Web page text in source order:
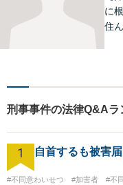
に
住
中
い
提
す。
刑事事件の法律Q&Aラ
1 自首するも被害
#不同意わいせつ #加害者 #不